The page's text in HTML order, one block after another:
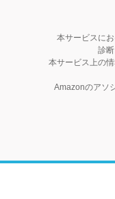
本サービスに
診
本サービス上の
Amazonのアソ